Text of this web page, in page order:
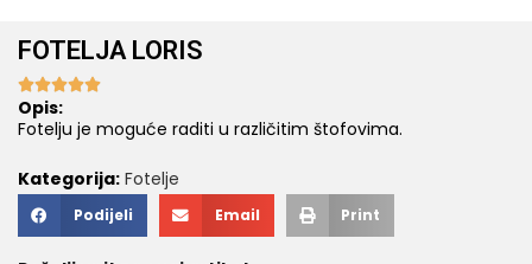
FOTELJA LORIS

Opis:
Fotelju je moguće raditi u različitim štofovima.
Kategorija: Fotelje
Podijeli Email Print